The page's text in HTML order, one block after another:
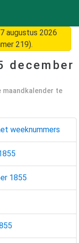
augustus 2026
219).
december
maandkalender te
weeknummers
1855